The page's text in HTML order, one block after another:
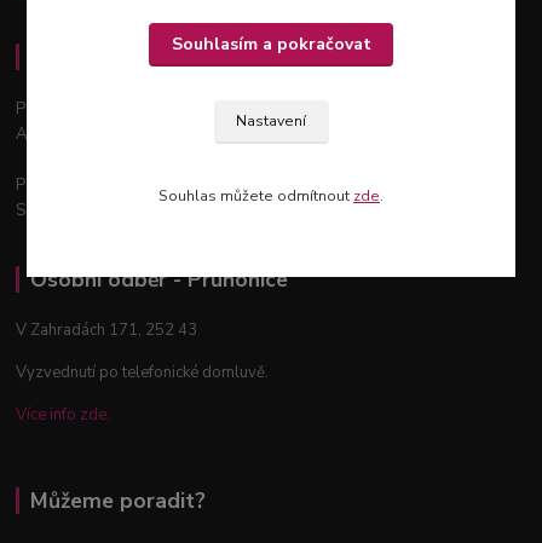
Osobní odběr - Praha 12
Podchýšská 129, 143 00
Areál zahradnictví Šťastný
Po - Pá: 9:00 - 18:00
So: 9:00 - 12:00
Osobní odběr - Průhonice
V Zahradách 171, 252 43
Vyzvednutí po telefonické domluvě.
Více info zde.
Můžeme poradit?
Nastavení
Souhlasím a pokračovat
Souhlas můžete odmítnout zde.